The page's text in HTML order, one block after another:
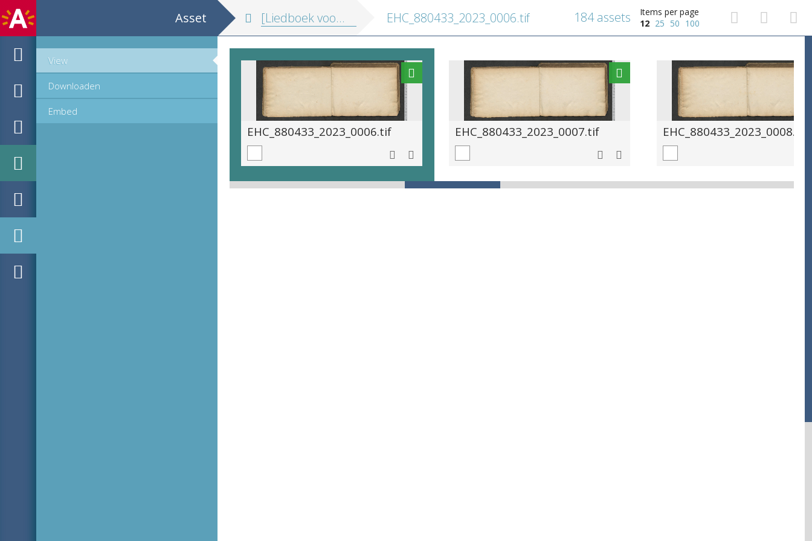
Asset
View
Downloaden
Embed
[Liedboek voor Dorothea de Berti] EHC_880433_2023_0006.tif
Items per page
12 25 50 100
184 assets
EHC_880433_2023_0006.tif EHC_880433_2023_0007.tif EHC_880433_2023_0008.tif